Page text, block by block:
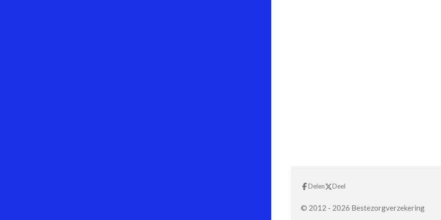
Delen Deel
© 2012 - 2026 Bestezorgverzekering